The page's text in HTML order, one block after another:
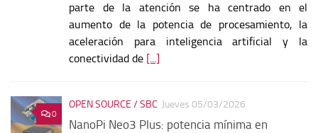
parte de la atención se ha centrado en el
aumento de la potencia de procesamiento, la
aceleración para inteligencia artificial y la
conectividad de [...]
0
OPEN SOURCE / SBC Jueves 05/03/2026
NanoPi Neo3 Plus: potencia mínima en